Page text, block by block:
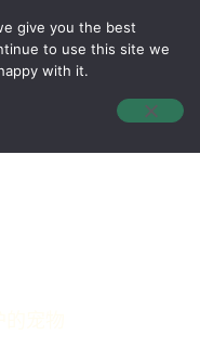
English
give you the best
to use this site we
with it.